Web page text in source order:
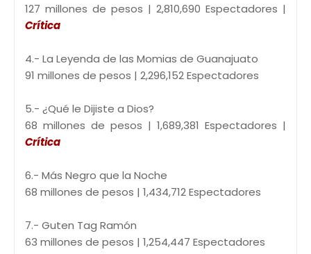
127 millones de pesos | 2,810,690 Espectadores |
Crítica
4.- La Leyenda de las Momias de Guanajuato
91 millones de pesos | 2,296,152 Espectadores
5.- ¿Qué le Dijiste a Dios?
68 millones de pesos | 1,689,381 Espectadores |
Crítica
6.- Más Negro que la Noche
68 millones de pesos | 1,434,712 Espectadores
7.- Guten Tag Ramón
63 millones de pesos | 1,254,447 Espectadores